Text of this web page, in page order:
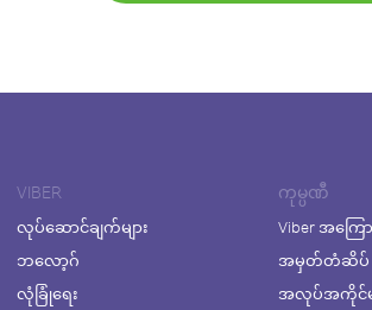
VIBER
လုပ်ဆောင်ချက်များ
ဘလော့ဂ်
လုံခြုံရေး
ကုမ္ပဏီ
Viber အကြော
အမှတ်တံဆိပ်
အလုပ်အကိုင်မ